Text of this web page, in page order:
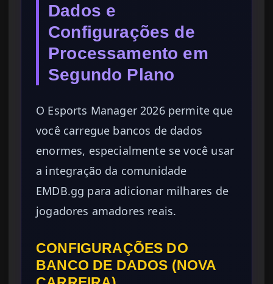
Dados e
Configurações de
Processamento em
Segundo Plano
O Esports Manager 2026 permite que
você carregue bancos de dados
enormes, especialmente se você usar
a integração da comunidade
EMDB.gg para adicionar milhares de
jogadores amadores reais.
CONFIGURAÇÕES DO
BANCO DE DADOS (NOVA